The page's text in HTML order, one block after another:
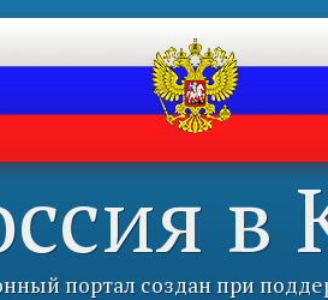
в
портал создан при